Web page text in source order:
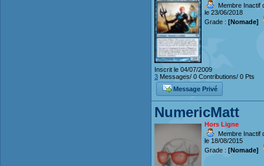
Membre Inactif
le 23/06/2018
Grade : [Nomade]
Inscrit le 04/07/2009
3 Messages/ 0 Contributions/ 0 Pts
Message Privé
NumericMatt
Hors Ligne
Membre Inactif
le 18/08/2015
Grade : [Nomade]